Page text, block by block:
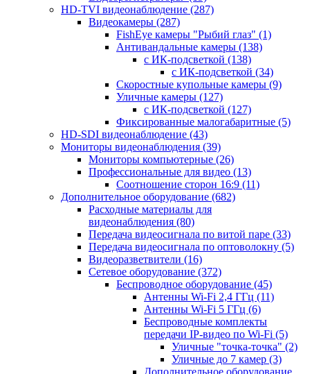
HD-TVI видеонаблюдение (287)
Видеокамеры (287)
FishEye камеры "Рыбий глаз" (1)
Антивандальные камеры (138)
с ИК-подсветкой (138)
с ИК-подсветкой (34)
Скоростные купольные камеры (9)
Уличные камеры (127)
с ИК-подсветкой (127)
Фиксированные малогабаритные (5)
HD-SDI видеонаблюдение (43)
Мониторы видеонаблюдения (39)
Мониторы компьютерные (26)
Профессиональные для видео (13)
Соотношение сторон 16:9 (11)
Дополнительное оборудование (682)
Расходные материалы для
видеонаблюдения (80)
Передача видеосигнала по витой паре (33)
Передача видеосигнала по оптоволокну (5)
Видеоразветвители (16)
Сетевое оборудование (372)
Беспроводное оборудование (45)
Антенны Wi-Fi 2,4 ГГц (11)
Антенны Wi-Fi 5 ГГц (6)
Беспроводные комплекты
передачи IP-видео по Wi-Fi (5)
Уличные "точка-точка" (2)
Уличные до 7 камер (3)
Дополнительное оборудование